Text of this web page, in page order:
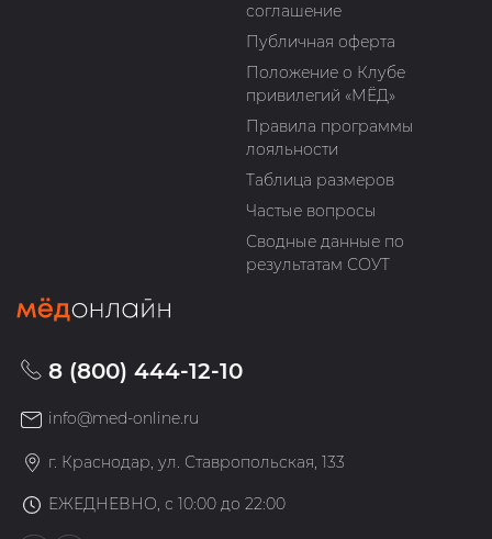
соглашение
Публичная оферта
Положение о Клубе
привилегий «МЁД»
Правила программы
лояльности
Таблица размеров
Частые вопросы
Сводные данные по
результатам СОУТ
8 (800) 444-12-10
info@med-online.ru
г. Краснодар, ул. Ставропольская, 133
ЕЖЕДНЕВНО, с 10:00 до 22:00